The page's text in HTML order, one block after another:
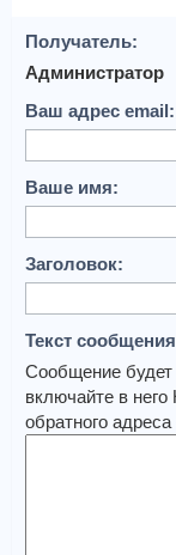
Получатель:
Администратор
Ваш адрес email:
Ваше имя:
Заголовок:
Текст
Сообщение будет
включайте в
обратного